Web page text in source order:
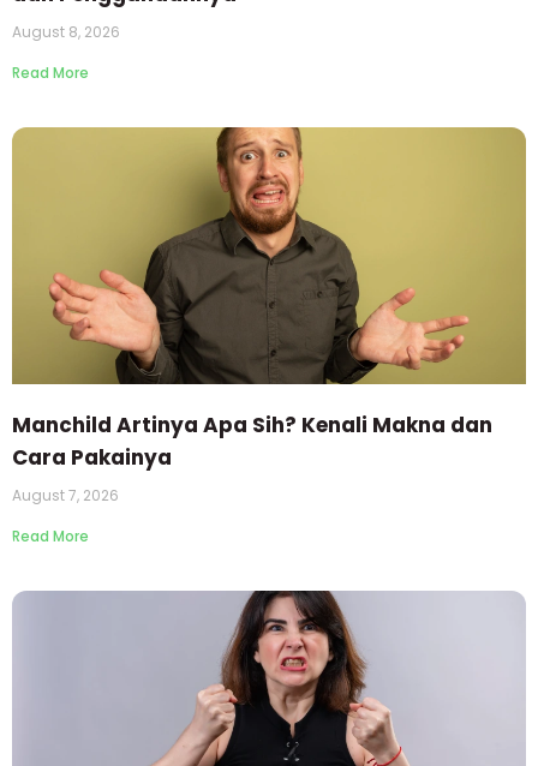
August 8, 2026
Read More
Manchild Artinya Apa Sih? Kenali Makna dan
Cara Pakainya
August 7, 2026
Read More